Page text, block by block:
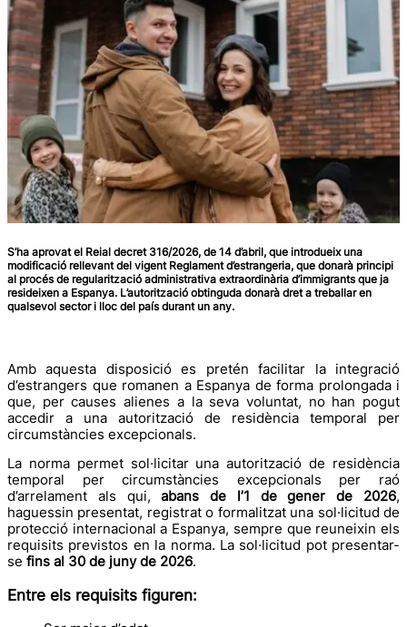
S’ha aprovat el Reial decret 316/2026, de 14 d’abril, que introdueix una
modificació rellevant del vigent Reglament d’estrangeria, que donarà principi
al procés de regularització administrativa extraordinària d’immigrants que ja
resideixen a Espanya. L’autorització obtinguda donarà dret a treballar en
qualsevol sector i lloc del país durant un any.
Amb aquesta disposició es pretén facilitar la integració
d’estrangers que romanen a Espanya de forma prolongada i
que, per causes alienes a la seva voluntat, no han pogut
accedir a una autorització de residència temporal per
circumstàncies excepcionals.
La norma permet sol·licitar una autorització de residència
temporal per circumstàncies excepcionals per raó
d’arrelament als qui,abans de l’1 de gener de 2026,
haguessin presentat, registrat o formalitzat una sol·licitud de
protecció internacional a Espanya, sempre que reuneixin els
requisits previstos en la norma. La sol·licitud pot presentar-
se fins al 30 de juny de 2026.
Entre els requisits figuren: